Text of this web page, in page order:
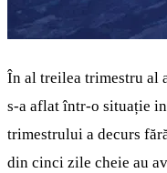
În al treilea trimestru al
s-a aflat într-o situație
trimestrului a decurs
din cinci zile cheie au